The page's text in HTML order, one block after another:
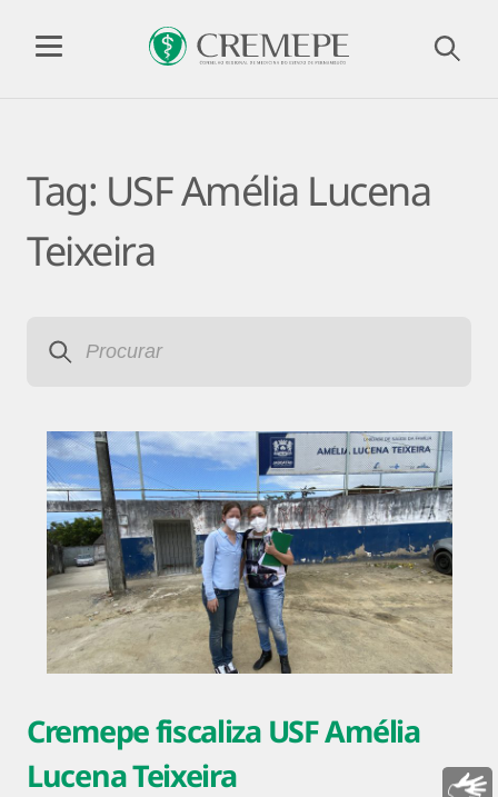
Tag: USF Amélia Lucena
Teixeira
Cremepe fiscaliza USF Amélia
Lucena Teixeira